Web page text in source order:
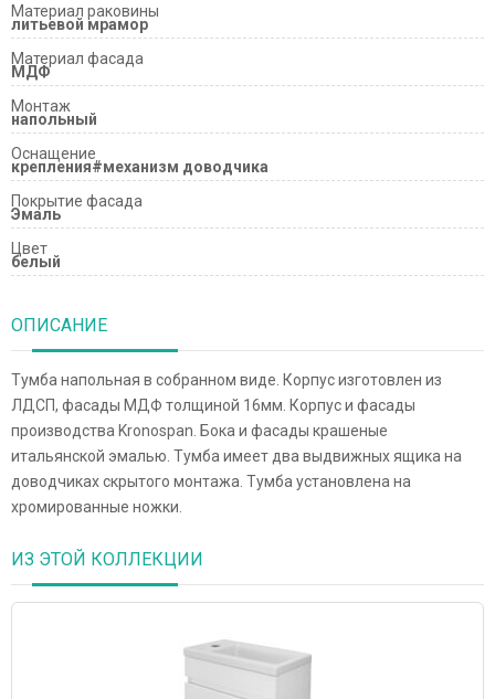
Материал раковины
литьевой мрамор
Материал фасада
МДФ
Монтаж
напольный
Оснащение
крепления#механизм доводчика
Покрытие фасада
Эмаль
Цвет
белый
ОПИСАНИЕ
Тумба напольная в собранном виде. Корпус изготовлен из
ЛДСП, фасады МДФ толщиной 16мм. Корпус и фасады
производства Kronospan. Бока и фасады крашеные
итальянской эмалью. Тумба имеет два выдвижных ящика на
доводчиках скрытого монтажа. Тумба установлена на
хромированные ножки.
ИЗ ЭТОЙ КОЛЛЕКЦИИ